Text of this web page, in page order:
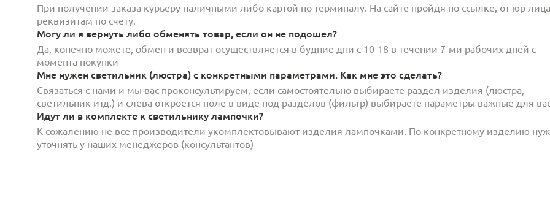
При получении заказа курьеру наличными либо картой по терминалу. На сайте пройдя по ссылке, от юр
реквизитам по счету.
Могу ли я вернуть либо обменять товар, если он не подошел?
Да, конечно можете, обмен и возврат осуществляется в будние дни с 10-18 в течении 7-ми рабочих дней с
момента покупки
Мне нужен светильник (люстра) с конкретными параметрами. Как мне это сделать?
Связаться с нами и мы вас проконсультируем, если самостоятельно выбираете раздел изделия (люстра,
светильник итд.) и слева откроется поле в виде под разделов (фильтр) выбираете параметры важные для
Идут ли в комплекте к светильнику лампочки?
К сожалению не все производители укомплектовывают изделия лампочками. По конкретному изделию
уточнять у наших менеджеров (консультантов)